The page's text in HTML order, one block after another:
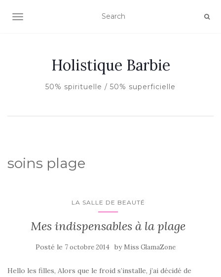
AFFICHER/MASQUER LA NAVIGATION
Holistique Barbie
50% spirituelle / 50% superficielle
soins plage
LA SALLE DE BEAUTÉ
Mes indispensables à la plage
Posté le 7 octobre 2014 by Miss GlamaZone
Hello les filles, Alors que le froid s’installe, j’ai décidé de